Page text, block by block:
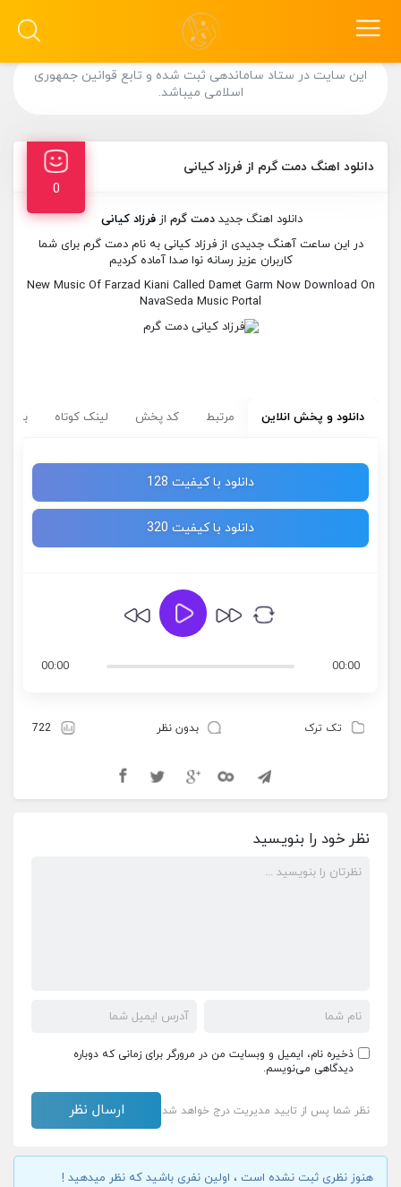
این سایت در ستاد ساماندهی ثبت شده و تابع قوانین جمهوری
اسلامی میباشد.
دانلود اهنگ دمت گرم از فرزاد کیانی
0
دانلود اهنگ جدیددمت گرم ازفرزاد کیانی
در این ساعت آهنگ جدیدی از فرزاد کیانی به نام دمت گرم برای شما
کاربران عزیز رسانه نوا صدا آماده کردیم
New Music Of Farzad Kiani Called Damet Garm Now Download On
NavaSeda Music Portal
دانلود و پخش انلاین مرتبط کد پخش لینک کوتاه
دانلود با کیفیت 128
دانلود با کیفیت 320
00:00
00:00
تک ترک بدون نظر 722
نظر خود را بنویسید
ذخیره نام، ایمیل و وبسایت من در مرورگر برای زمانی که دوباره
دیدگاهی می‌نویسم.
نظر شما پس از تایید مدیریت درج خواهد شد
هنوز نظری ثبت نشده است ، اولین نفری باشید که نظر میدهید !